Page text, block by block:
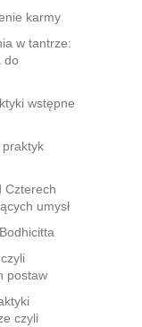
karmy
w tantrze:
do
wstępne
Czterech
umysł
postaw
czyli